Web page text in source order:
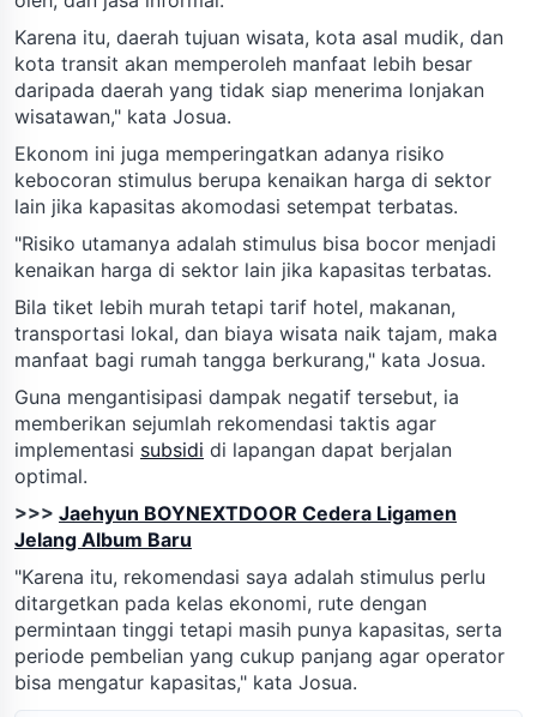
Karena itu, daerah tujuan wisata, kota asal mudik, dan
kota transit akan memperoleh manfaat lebih besar
daripada daerah yang tidak siap menerima lonjakan
wisatawan," kata Josua.
Ekonom ini juga memperingatkan adanya risiko
kebocoran stimulus berupa kenaikan harga di sektor
lain jika kapasitas akomodasi setempat terbatas.
"Risiko utamanya adalah stimulus bisa bocor menjadi
kenaikan harga di sektor lain jika kapasitas terbatas.
Bila tiket lebih murah tetapi tarif hotel, makanan,
transportasi lokal, dan biaya wisata naik tajam, maka
manfaat bagi rumah tangga berkurang," kata Josua.
Guna mengantisipasi dampak negatif tersebut, ia
memberikan sejumlah rekomendasi taktis agar
implementasi subsidi di lapangan dapat berjalan
optimal.
>>> Jaehyun BOYNEXTDOOR Cedera Ligamen
Jelang Album Baru
"Karena itu, rekomendasi saya adalah stimulus perlu
ditargetkan pada kelas ekonomi, rute dengan
permintaan tinggi tetapi masih punya kapasitas, serta
periode pembelian yang cukup panjang agar operator
bisa mengatur kapasitas," kata Josua.